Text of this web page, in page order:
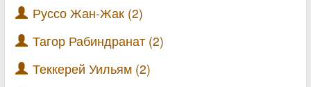
Руссо Жан-Жак (2)
Тагор Рабиндранат (2)
Теккерей Уильям (2)